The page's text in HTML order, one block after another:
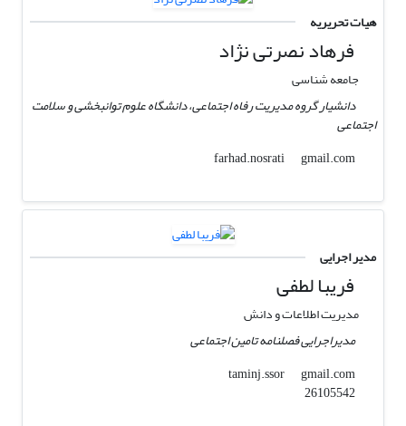
هیات تحریریه
فرهاد نصرتی نژاد
جامعه شناسی
دانشیار گروه مدیریت رفاه اجتماعی، دانشگاه علوم توانبخشی و سلامت
اجتماعی
farhad.nosrati
gmail.com
مدیر اجرایی
فریبا لطفی
مدیریت اطلاعات و دانش
مدیراجرایی فصلنامه تامین اجتماعی
taminj.ssor
gmail.com
26105542